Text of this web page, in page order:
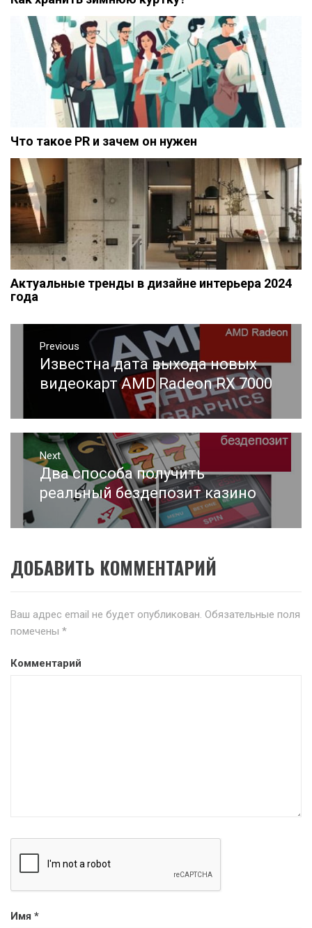
Что такое PR и зачем он нужен
Актуальные тренды в дизайне интерьера 2024
года
Навигация
записям
Previous
Previous
post:
Известна дата выхода новых
видеокарт AMD Radeon RX 7000
Next
Next
post:
Два способа получить
реальный бездепозит казино
ДОБАВИТЬ КОММЕНТАРИЙ
Ваш адрес email не будет опубликован. Обязательные поля
помечены *
Комментарий
Имя *